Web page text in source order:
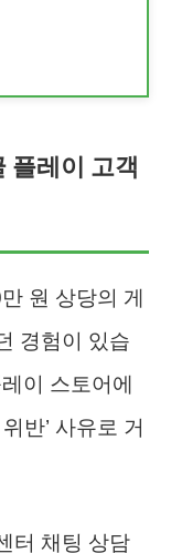
플레이 고객
원 상당의 게
경험이 있습
이 스토어에
반’ 사유로 거
터 채팅 상담